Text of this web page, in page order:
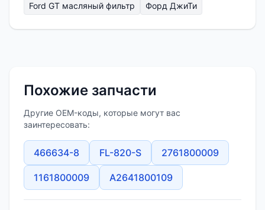
Ford GT масляный фильтр
Форд ДжиТи
Похожие запчасти
Другие OEM-коды, которые могут вас
заинтересовать:
466634-8 FL-820-S 2761800009
1161800009 A2641800109